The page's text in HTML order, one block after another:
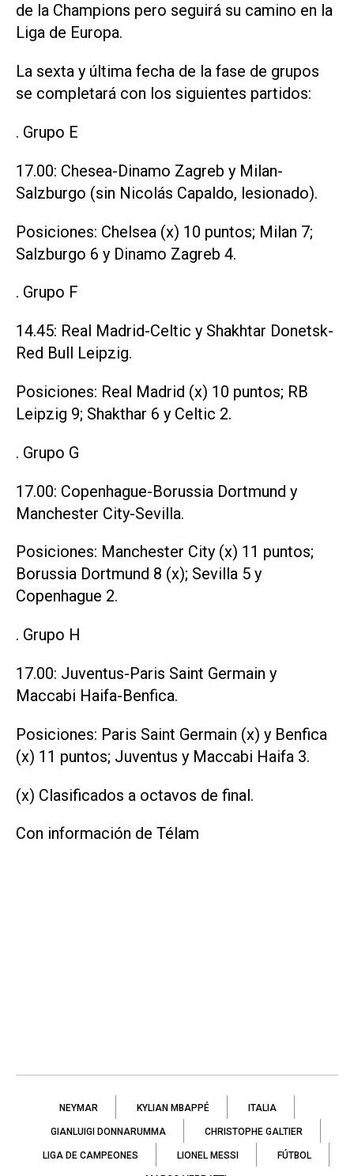
de la Champions pero seguirá su camino en la
Liga de Europa.
La sexta y última fecha de la fase de grupos
se completará con los siguientes partidos:
. Grupo E
17.00: Chesea-Dinamo Zagreb y Milan-
Salzburgo (sin Nicolás Capaldo, lesionado).
Posiciones: Chelsea (x) 10 puntos; Milan 7;
Salzburgo 6 y Dinamo Zagreb 4.
. Grupo F
14.45: Real Madrid-Celtic y Shakhtar Donetsk-
Red Bull Leipzig.
Posiciones: Real Madrid (x) 10 puntos; RB
Leipzig 9; Shakthar 6 y Celtic 2.
. Grupo G
17.00: Copenhague-Borussia Dortmund y
Manchester City-Sevilla.
Posiciones: Manchester City (x) 11 puntos;
Borussia Dortmund 8 (x); Sevilla 5 y
Copenhague 2.
. Grupo H
17.00: Juventus-Paris Saint Germain y
Maccabi Haifa-Benfica.
Posiciones: Paris Saint Germain (x) y Benfica
(x) 11 puntos; Juventus y Maccabi Haifa 3.
(x) Clasificados a octavos de final.
Con información de Télam
NEYMAR KYLIAN MBAPPÉ ITALIA
GIANLUIGI DONNARUMMA CHRISTOPHE GALTIER
LIGA DE CAMPEONES LIONEL MESSI FÚTBOL